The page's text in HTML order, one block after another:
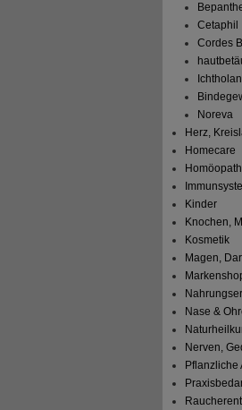
Cetaphil
Cordes
Ichtholan
Noreva
Herz,
Homecare
Kinder
Knochen,
Kosmetik
Magen,
Nase &
Nerven,
Pflanzliche